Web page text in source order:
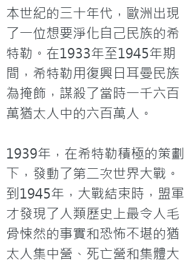
本世紀的三十年代，歐洲出現
了一位想要淨化自己民族的希
特勒。在1933年至1945年期
間，希特勒用復興日耳曼民族
為掩飾，謀殺了當時一千六百
萬猶太人中的六百萬人。
1939年，在希特勒積極的策劃
下，發動了第二次世界大戰。
到1945年，大戰結束時，盟軍
才發現了人類歷史上最令人毛
骨悚然的事實和恐怖不堪的猶
太人集中營、死亡營和集體大